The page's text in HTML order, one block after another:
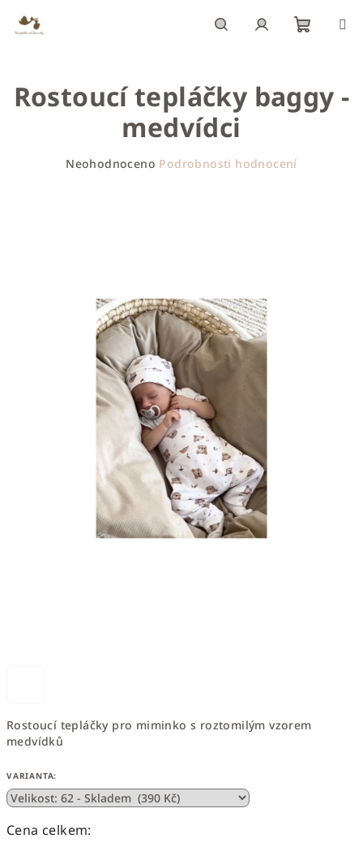
obsah
košík
Rostoucí tepláčky pro miminko s roztomilým vzorem
medvídků
VARIANTA:
Rostoucí tepláčky baggy -
medvídci
Neohodnoceno Podrobnosti hodnocení